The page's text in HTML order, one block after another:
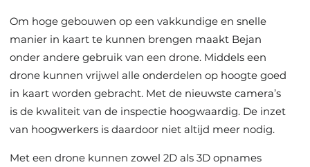
Om hoge gebouwen op een vakkundige en snelle
manier in kaart te kunnen brengen maakt Bejan
onder andere gebruik van een drone. Middels een
drone kunnen vrijwel alle onderdelen op hoogte goed
in kaart worden gebracht. Met de nieuwste camera’s
is de kwaliteit van de inspectie hoogwaardig. De inzet
van hoogwerkers is daardoor niet altijd meer nodig.
Met een drone kunnen zowel 2D als 3D opnames